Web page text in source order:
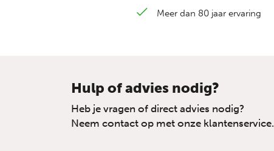
Meer dan 80 jaar ervaring
Hulp of advies nodig?
Heb je vragen of direct advies nodig?
Neem contact op met onze klantenservice.